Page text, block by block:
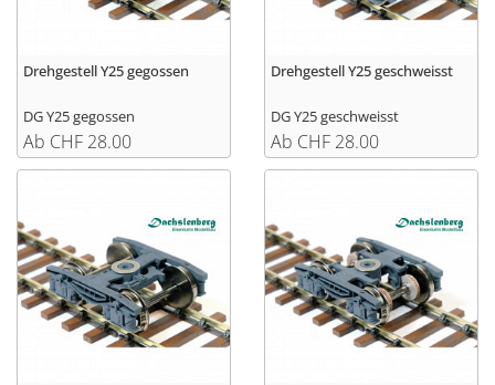
Drehgestell Y25 gegossen
DG Y25 gegossen
Ab CHF 28.00
Drehgestell Y25 geschweisst
DG Y25 geschweisst
Ab CHF 28.00